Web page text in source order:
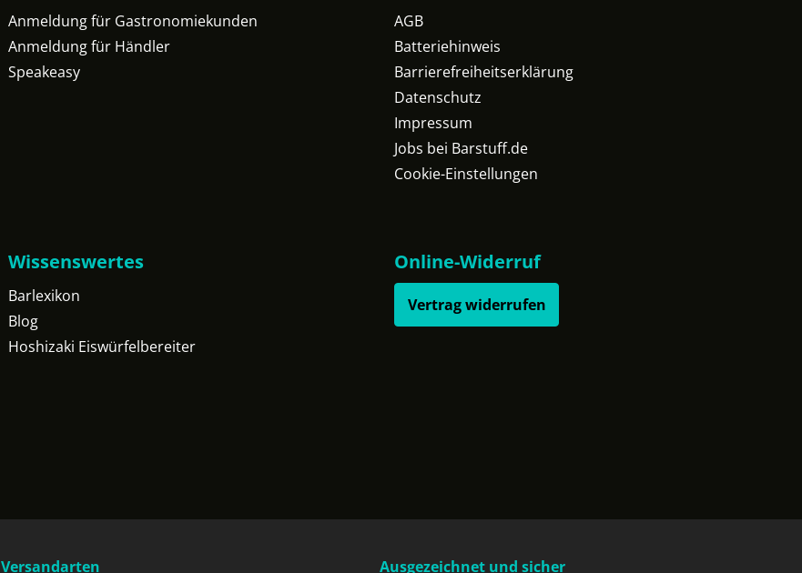
Anmeldung für Gastronomiekunden
Anmeldung für Händler
Speakeasy
AGB
Batteriehinweis
Barrierefreiheitserklärung
Datenschutz
Impressum
Jobs bei Barstuff.de
Cookie-Einstellungen
Wissenswertes
Barlexikon
Blog
Hoshizaki Eiswürfelbereiter
Online-Widerruf
Vertrag widerrufen
Versandarten Ausgezeichnet und sicher